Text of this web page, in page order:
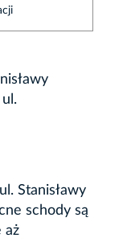
Stanisławy
schody są
aż